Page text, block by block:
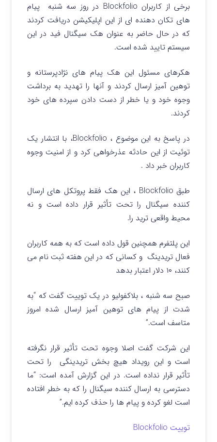
برخی از کاربران Blockfolio در روز سه شنبه پیام
های تکان دهنده ای از این اپلیکیشن دریافت کردند
که در حال حاضر به عنوان هک سیگنال فید در این
سیستم تایید شده است.
هکرهای مسئول این هک پیام های نژادپرستانه و
توهین آمیز ارسال کردند و آنها را تهدید به برداشت
وجوه خود و یا خطر از دست دادن سپرده های خود
کردند.
در پاسخ به این موضوع ، Blockfolio، با انتشار یک
توئیت از این حادثه عذرخواهی کرد و از امنیت وجوه
کاربران خبر داد .
طبق Blockfolio ، این هک فقط پروتکل های ارسال
کننده سیگنال را تحت تأثیر قرار داده است و نه
محیط واقعی ترید را.
این پلتفرم همچنین قول داده است که به همه کاربران
فعال تریدینگ و کسانی که در این هفته ثبت نام می
کنند، ۱۰ دلار اعتبار بدهد
صبح سه شنبه ، بلاکفولیو در یک توییت گفت که “به
شدت از پیام های توهین آمیز ارسال شده امروز
متاسف است.”
این شرکت گفت اصلا وجوه تحت تأثیر قرار نگرفته
است و این رویداد هیچ بخش تریدینگی را تحت
تأثیر قرار نداده است. در این گزارش آمده است: “ما
دسترسی به ارسال کننده سیگنال را که به خطر افتاده
است لغو کرده و پیام ها را حذف کرده ایم.”
توییت Blockfolio